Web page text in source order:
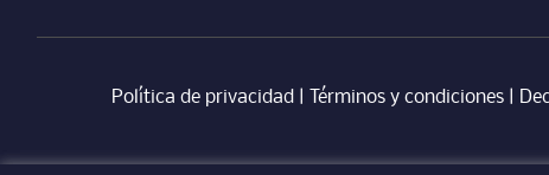
Política de privacidad Términos y condiciones| ‎